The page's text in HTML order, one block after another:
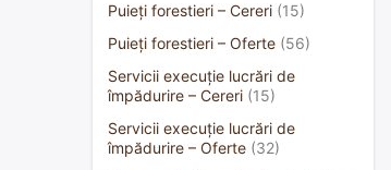
Puieți forestieri – Cereri (15)
Puieți forestieri – Oferte (56)
Servicii execuție lucrări de
împădurire – Cereri (15)
Servicii execuție lucrări de
împădurire – Oferte (32)